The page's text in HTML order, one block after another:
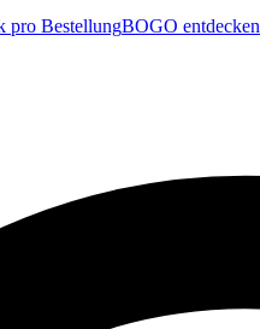
pro BestellungBOGO entdecken